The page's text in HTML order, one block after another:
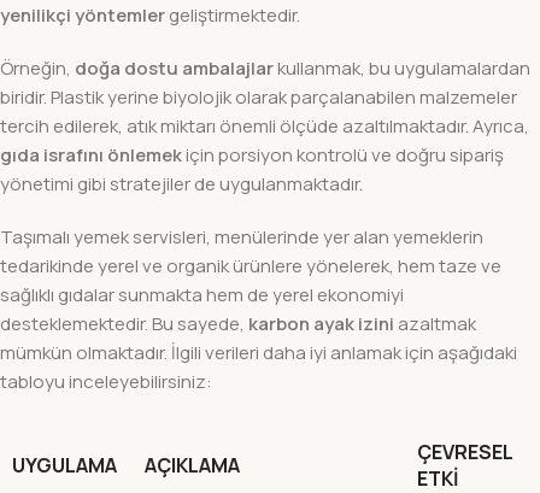
yenilikçi yöntemlergeliştirmektedir.
Örneğin, doğa dostu ambalajlarkullanmak, bu uygulamalardan
biridir. Plastik yerine biyolojik olarak parçalanabilen malzemeler
tercih edilerek, atık miktarı önemli ölçüde azaltılmaktadır. Ayrıca,
gıda israfını önlemekiçin porsiyon kontrolü ve doğru sipariş
yönetimi gibi stratejiler de uygulanmaktadır.
Taşımalı yemek servisleri, menülerinde yer alan yemeklerin
tedarikinde yerel ve organik ürünlere yönelerek, hem taze ve
sağlıklı gıdalar sunmakta hem de yerel ekonomiyi
desteklemektedir. Bu sayede, karbon ayak izini azaltmak
mümkün olmaktadır. İlgili verileri daha iyi anlamak için aşağıdaki
tabloyu inceleyebilirsiniz:
UYGULAMA AÇIKLAMA
ÇEVRESEL
ETKI